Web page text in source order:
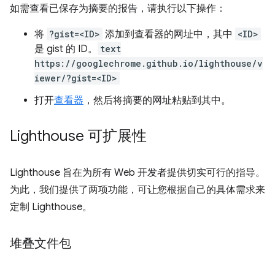
如需查看已保存为摘要的报告，请执行以下操作：
将 ?gist=<ID> 添加到查看器的网址中，其中 <ID>
是 gist 的 ID。
text
https://googlechrome.github.io/lighthouse/v
iewer/?gist=<ID>
打开查看器 ，然后将摘要的网址粘贴到其中。
Lighthouse 可扩展性
Lighthouse 旨在为所有 Web 开发者提供切实可行的指导。
为此，我们提供了两项功能，可让您根据自己的具体需求来
定制 Lighthouse。
堆叠文件包